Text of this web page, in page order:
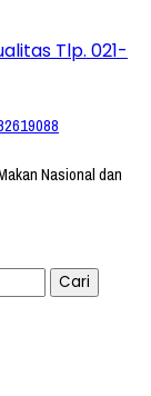
Nasional dan